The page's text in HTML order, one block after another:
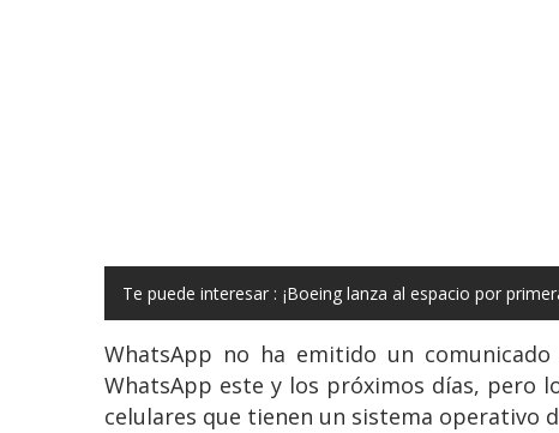
Te puede interesar : ¡Boeing lanza al espacio por
WhatsApp no ha emitido un
WhatsApp este y los próximos días, pero
celulares que tienen un sistema operativo